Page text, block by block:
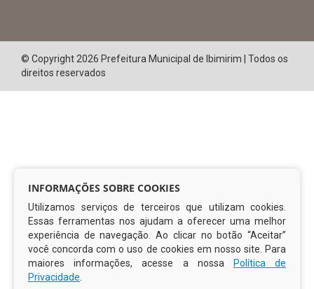
© Copyright 2026 Prefeitura Municipal de Ibimirim | Todos os
direitos reservados
INFORMAÇÕES SOBRE COOKIES
Utilizamos serviços de terceiros que utilizam cookies.
Essas ferramentas nos ajudam a oferecer uma melhor
experiência de navegação. Ao clicar no botão “Aceitar”
você concorda com o uso de cookies em nosso site. Para
maiores informações, acesse a nossa
Política de
Privacidade